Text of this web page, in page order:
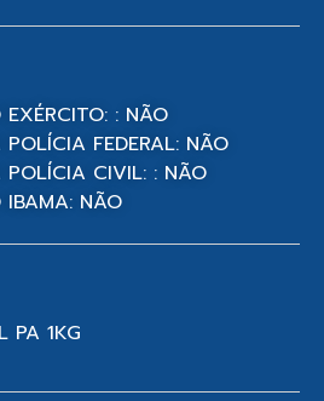
: NÃO
FEDERAL: NÃO
CIVIL: : NÃO
IBAMA: NÃO
PA 1KG